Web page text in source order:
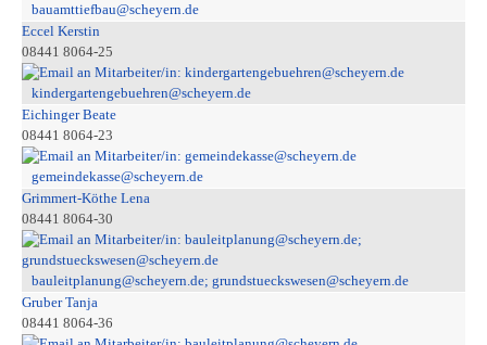
bauamttiefbau@scheyern.de
Eccel Kerstin
08441 8064-25
kindergartengebuehren@scheyern.de
Eichinger Beate
08441 8064-23
gemeindekasse@scheyern.de
Grimmert-Köthe Lena
08441 8064-30
bauleitplanung@scheyern.de; grundstueckswesen@scheyern.de
Gruber Tanja
08441 8064-36